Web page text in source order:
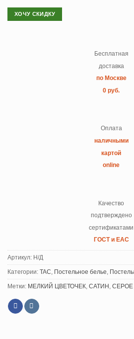
ХОЧУ СКИДКУ
Бесплатная
доставка
по Москве
0 руб.
Оплата
наличными
картой
online
Качество
подтверждено
сертификатами
ГОСТ и ЕАС
Артикул: Н/Д
Категории: TAC Постельное белье
Метки: МЕЛКИЙ ЦВЕТОЧЕК САТИН СЕРОЕ